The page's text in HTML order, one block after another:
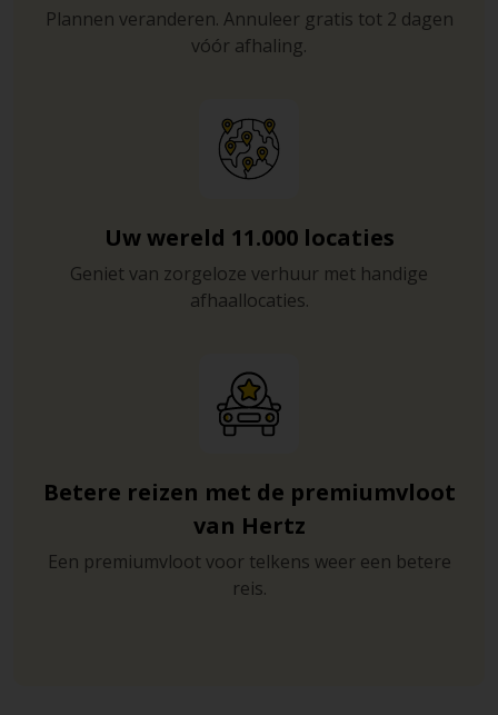
Plannen veranderen. Annuleer gratis tot 2 dagen
vóór afhaling.
Uw wereld 11.000 locaties
Geniet van zorgeloze verhuur met handige
afhaallocaties.
Betere reizen met de premiumvloot
van Hertz
Een premiumvloot voor telkens weer een betere
reis.